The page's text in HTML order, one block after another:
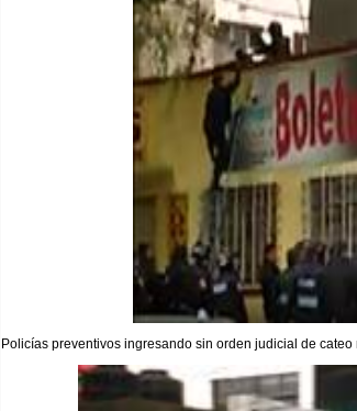
Policías preventivos ingresando sin orden judicial de cateo